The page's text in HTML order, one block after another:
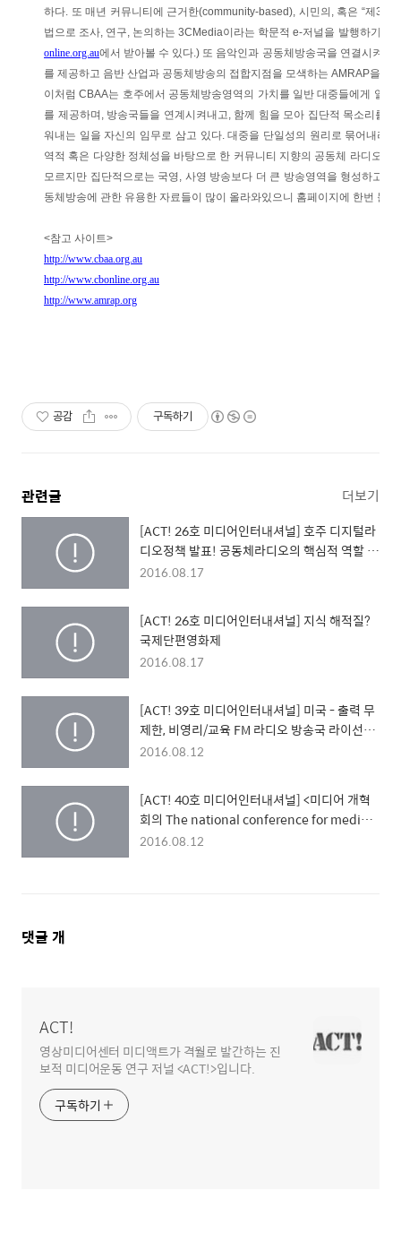
하다. 또 매년 커뮤니티에 근거한(community-based), 시민의, 혹은 “제3
법으로 조사, 연구, 논의하는 3CMedia이라는 학문적 e-저널을 발행하기도
online.org.au에서 받아볼 수 있다.) 또 음악인과 공동체방송국을 연결시켜
를 제공하고 음반 산업과 공동체방송의 접합지점을 모색하는 AMRAP을 진
이처럼 CBAA는 호주에서 공동체방송영역의 가치를 일반 대중들에게 알
를 제공하며, 방송국들을 연계시켜내고, 함께 힘을 모아 집단적 목소리를
워내는 일을 자신의 임무로 삼고 있다. 대중을 단일성의 원리로 묶어내려
역적 혹은 다양한 정체성을 바탕으로 한 커뮤니티 지향의 공동체 라디오
모르지만 집단적으로는 국영, 사영 방송보다 더 큰 방송영역을 형성하고
동체방송에 관한 유용한 자료들이 많이 올라와있으니 홈페이지에 한번 들
<참고 사이트>
http://www.cbaa.org.au
http://www.cbonline.org.au
http://www.amrap.org
공감 구독하기
관련글 더보기
[ACT! 26호 미디어인터내셔널] 호주 디지털라
디오정책 발표! 공동체라디오의 핵심적 역할 기
대!!
2016.08.17
[ACT! 26호 미디어인터내셔널] 지식 해적질?
국제단편영화제
2016.08.17
[ACT! 39호 미디어인터내셔널] 미국 - 출력 무
제한, 비영리/교육 FM 라디오 방송국 라이선스
신설
2016.08.12
[ACT! 40호 미디어인터내셔널] <미디어 개혁
회의 The national conference for media
reform> 참관기 ①
2016.08.12
댓
댓글 개
ACT!
영상미디어센터 미디액트가 격월로 발간하는 진
보적 미디어운동 연구 저널 <ACT!>입니다.
구독하기